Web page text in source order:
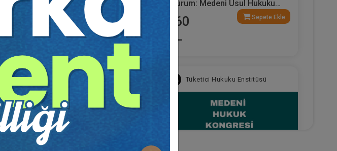
Oturum: Miras Hukuku Video
Sepete Ekle
Oturum: Medeni Usul Hukuku
360
TL
Sepete Ekle
Tüketici Hukuku Enstitüsü Tüketici Hukuku Enstitüsü